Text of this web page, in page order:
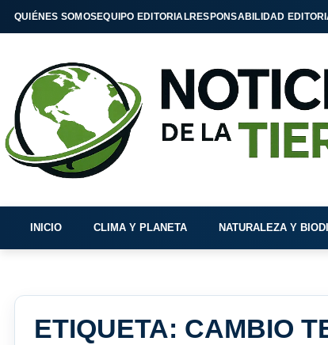
QUIÉNES SOMOSEQUIPO EDITORIALRESPONSABILIDAD
INICIO CLIMA Y PLANETA NATURALEZA Y
ETIQUETA: CAMBIO